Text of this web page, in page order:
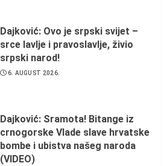
Dajković: Ovo je srpski svijet –
srce lavlje i pravoslavlje, živio
srpski narod!
6. AUGUST 2026.
Dajković: Sramota! Bitange iz
crnogorske Vlade slave hrvatske
bombe i ubistva našeg naroda
(VIDEO)